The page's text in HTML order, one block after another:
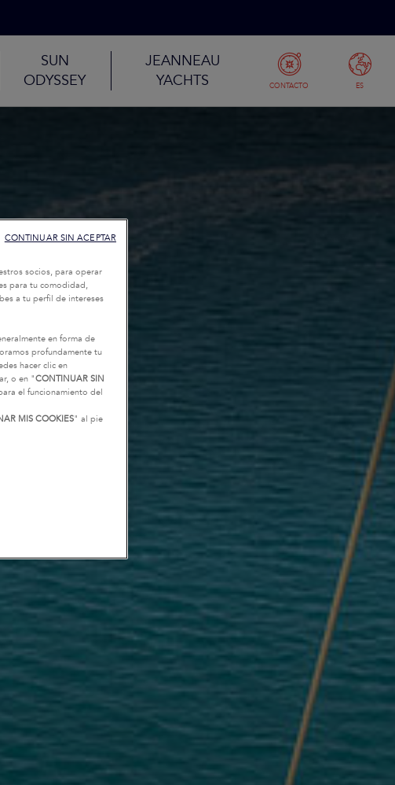
SUN
ODYSSEY
JEANNEAU
YACHTS
CONTACTO ES
socios, para operar
para tu comodidad,
a tu perfil de intereses
en forma de
profundamente tu
hacer clic en
o en "CONTINUAR SIN
el funcionamiento del
MIS COOKIES" al pie
CONTINUAR SIN ACEPTAR